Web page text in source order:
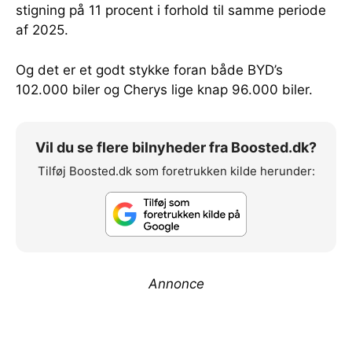
stigning på 11 procent i forhold til samme periode
af 2025.
Og det er et godt stykke foran både BYD’s
102.000 biler og Cherys lige knap 96.000 biler.
Vil du se flere bilnyheder fra Boosted.dk?
Tilføj Boosted.dk som foretrukken kilde herunder:
Annonce